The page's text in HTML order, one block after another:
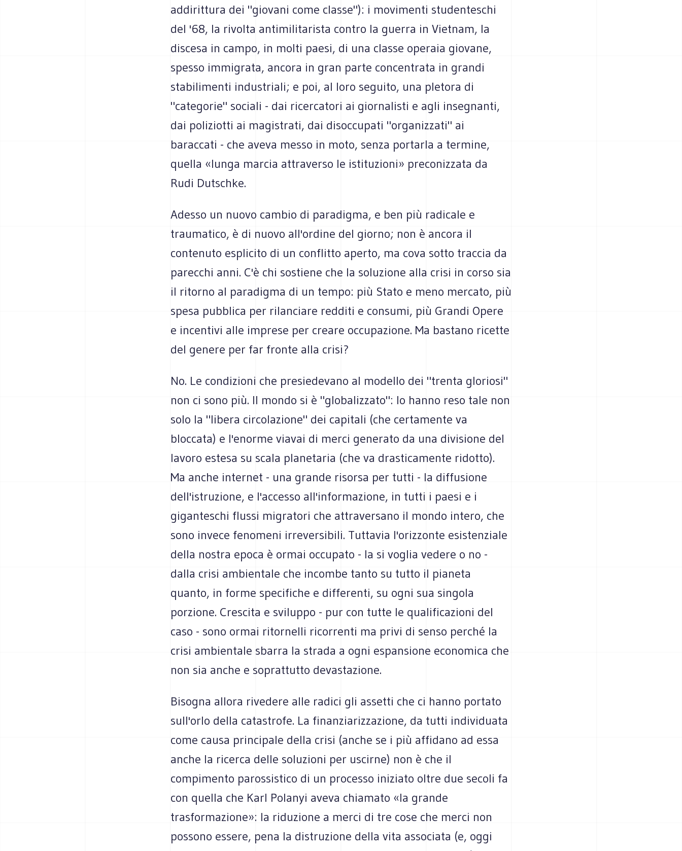
addirittura dei "giovani come classe"): i movimenti studenteschi
del '68, la rivolta antimilitarista contro la guerra in Vietnam, la
discesa in campo, in molti paesi, di una classe operaia giovane,
spesso immigrata, ancora in gran parte concentrata in grandi
stabilimenti industriali; e poi, al loro seguito, una pletora di
"categorie" sociali - dai ricercatori ai giornalisti e agli insegnanti,
dai poliziotti ai magistrati, dai disoccupati "organizzati" ai
baraccati - che aveva messo in moto, senza portarla a termine,
quella «lunga marcia attraverso le istituzioni» preconizzata da
Rudi Dutschke.
Adesso un nuovo cambio di paradigma, e ben più radicale e
traumatico, è di nuovo all'ordine del giorno; non è ancora il
contenuto esplicito di un conflitto aperto, ma cova sotto traccia da
parecchi anni. C'è chi sostiene che la soluzione alla crisi in corso sia
il ritorno al paradigma di un tempo: più Stato e meno mercato, più
spesa pubblica per rilanciare redditi e consumi, più Grandi Opere
e incentivi alle imprese per creare occupazione. Ma bastano ricette
del genere per far fronte alla crisi?
No. Le condizioni che presiedevano al modello dei "trenta gloriosi"
non ci sono più. Il mondo si è "globalizzato": lo hanno reso tale non
solo la "libera circolazione" dei capitali (che certamente va
bloccata) e l'enorme viavai di merci generato da una divisione del
lavoro estesa su scala planetaria (che va drasticamente ridotto).
Ma anche internet - una grande risorsa per tutti - la diffusione
dell'istruzione, e l'accesso all'informazione, in tutti i paesi e i
giganteschi flussi migratori che attraversano il mondo intero, che
sono invece fenomeni irreversibili. Tuttavia l'orizzonte esistenziale
della nostra epoca è ormai occupato - la si voglia vedere o no -
dalla crisi ambientale che incombe tanto su tutto il pianeta
quanto, in forme specifiche e differenti, su ogni sua singola
porzione. Crescita e sviluppo - pur con tutte le qualificazioni del
caso - sono ormai ritornelli ricorrenti ma privi di senso perché la
crisi ambientale sbarra la strada a ogni espansione economica che
non sia anche e soprattutto devastazione.
Bisogna allora rivedere alle radici gli assetti che ci hanno portato
sull'orlo della catastrofe. La finanziarizzazione, da tutti individuata
come causa principale della crisi (anche se i più affidano ad essa
anche la ricerca delle soluzioni per uscirne) non è che il
compimento parossistico di un processo iniziato oltre due secoli fa
con quella che Karl Polanyi aveva chiamato «la grande
trasformazione»: la riduzione a merci di tre cose che merci non
possono essere, pena la distruzione della vita associata (e, oggi